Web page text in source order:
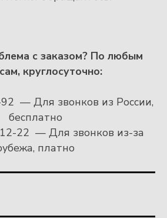
с заказом? По любым
круглосуточно:
— Для звонков из России,
бесплатно
22 — Для звонков из-за
платно